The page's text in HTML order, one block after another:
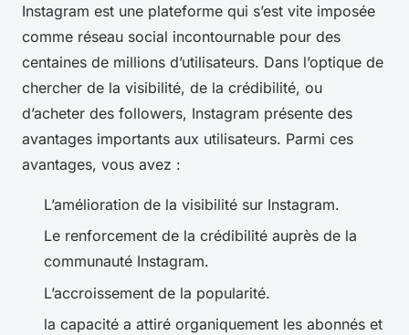
Instagram est une plateforme qui s’est vite imposée
comme réseau social incontournable pour des
centaines de millions d’utilisateurs. Dans l’optique de
chercher de la visibilité, de la crédibilité, ou
d’acheter des followers, Instagram présente des
avantages importants aux utilisateurs. Parmi ces
avantages, vous avez :
L’amélioration de la visibilité sur Instagram.
Le renforcement de la crédibilité auprès de la
communauté Instagram.
L’accroissement de la popularité.
la capacité a attiré organiquement les abonnés et